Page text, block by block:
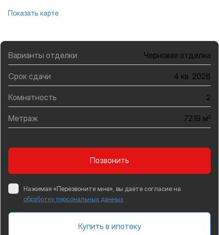
Показать карте
Варианты отделки Черновая отделка
Срок сдачи 4 кв. 2028
Комнатность 2
Метраж 72.19 м2
Позвонить
Нажимая «Перезвоните мне», вы даёте согласие на
обработку персональных данных
Купить в ипотеку